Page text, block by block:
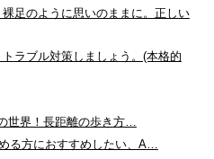
足のように思いのままに。正しい
ラブル対策しましょう。(本格的
世界！長距離の歩き方…
る方におすすめしたい、A…